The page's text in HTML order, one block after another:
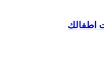
اطفالك